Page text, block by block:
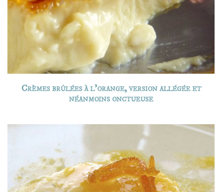
Crèmes brûlées à l’orange, version allégée et
néanmoins onctueuse